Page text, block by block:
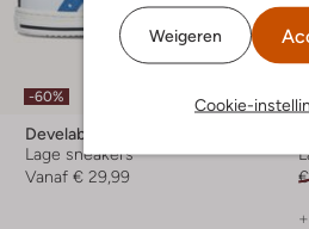
Weigeren
Cookie-
-60%
Develab
Lage sneakers
Vanaf € 29,99